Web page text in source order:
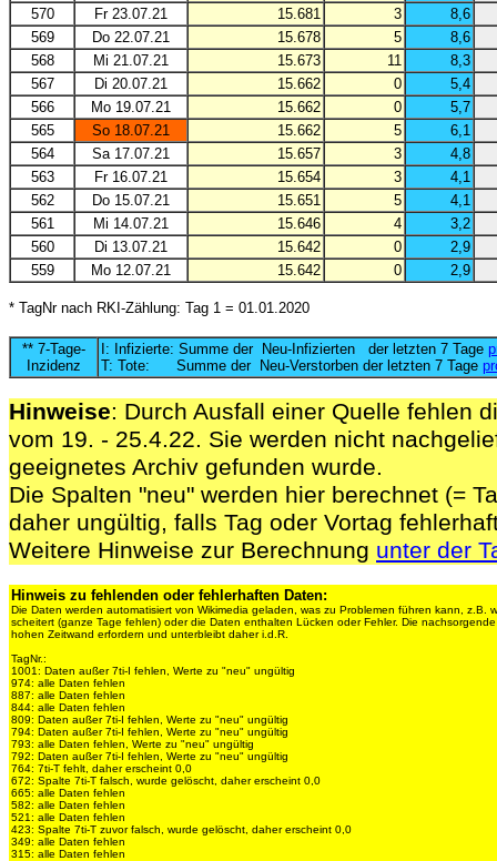
570
Fr 23.07.21 15.681 3
8,6
569
Do 22.07.21 15.678 5
8,6
568
Mi 21.07.21 15.673 11
8,3
567
Di 20.07.21 15.662 0
5,4
566
Mo 19.07.21 15.662 0
5,7
565
So 18.07.21 15.662 5
6,1
564
Sa 17.07.21 15.657 3
4,8
563
Fr 16.07.21 15.654 3
4,1
562
Do 15.07.21 15.651 5
4,1
561
Mi 14.07.21 15.646 4
3,2
560
Di 13.07.21 15.642 0
2,9
559
Mo 12.07.21 15.642 0 2,9
* TagNr nach RKI-Zählung: Tag 1 = 01.01.2020
** 7-Tage-
Inzidenz
I: Infizierte: Summe der Neu-Infizierten der letzten 7 Tage
T: Tote: Summe der Neu-Verstorben der letzten 7 Tage
Hinweise: Durch Ausfall einer Quelle fehlen
vom 19. - 25.4.22. Sie werden nicht
geeignetes Archiv gefunden wurde.
Die Spalten "neu" werden hier berechnet (=
daher ungültig, falls Tag oder Vortag
Weitere Hinweise zur Berechnung unter der
Hinweis zu fehlenden oder fehlerhaften Daten:
Die Daten werden automatisiert von Wikimedia geladen, was zu Problemen führen kann, z.B.
scheitert (ganze Tage fehlen) oder die Daten enthalten Lücken oder Fehler. Die
hohen Zeitwand erfordern und unterbleibt daher i.d.R.
TagNr.:
1001: Daten außer 7ti-I fehlen, Werte zu "neu" ungültig
974: alle Daten fehlen
887: alle Daten fehlen
844: alle Daten fehlen
809: Daten außer 7ti-I fehlen, Werte zu "neu" ungültig
794: Daten außer 7ti-I fehlen, Werte zu "neu" ungültig
793: alle Daten fehlen, Werte zu "neu" ungültig
792: Daten außer 7ti-I fehlen, Werte zu "neu" ungültig
764: 7ti-T fehlt, daher erscheint 0,0
672: Spalte 7ti-T falsch, wurde gelöscht, daher erscheint 0,0
665: alle Daten fehlen
582: alle Daten fehlen
521: alle Daten fehlen
423: Spalte 7ti-T zuvor falsch, wurde gelöscht, daher erscheint 0,0
349: alle Daten fehlen
315: alle Daten fehlen